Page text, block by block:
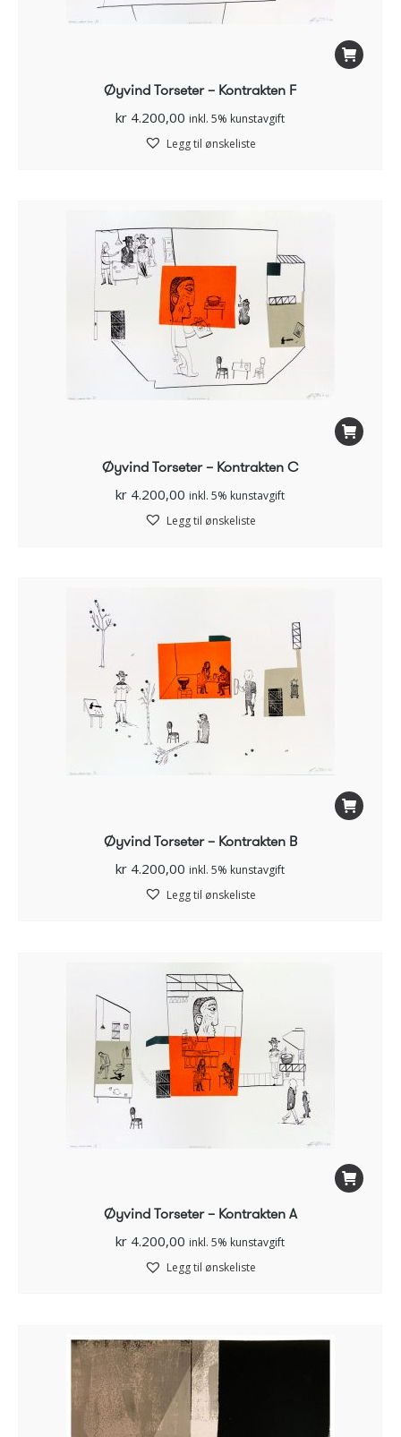
Øyvind Torseter – Kontrakten F
kr 4.200,00 inkl. 5% kunstavgift
Legg til ønskeliste
Øyvind Torseter – Kontrakten C
kr 4.200,00 inkl. 5% kunstavgift
Legg til ønskeliste
Øyvind Torseter – Kontrakten B
kr 4.200,00 inkl. 5% kunstavgift
Legg til ønskeliste
Øyvind Torseter – Kontrakten A
kr 4.200,00 inkl. 5% kunstavgift
Legg til ønskeliste